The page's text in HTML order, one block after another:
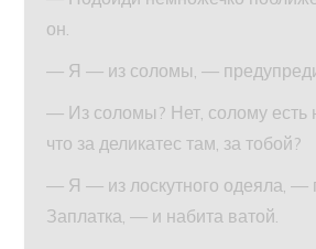
он.
— Я — из соломы, —
— Из соломы? Нет, солому есть
что за деликатес там, за тобой?
— Я — из лоскутного одеяла, —
Заплатка, — и набита ватой.